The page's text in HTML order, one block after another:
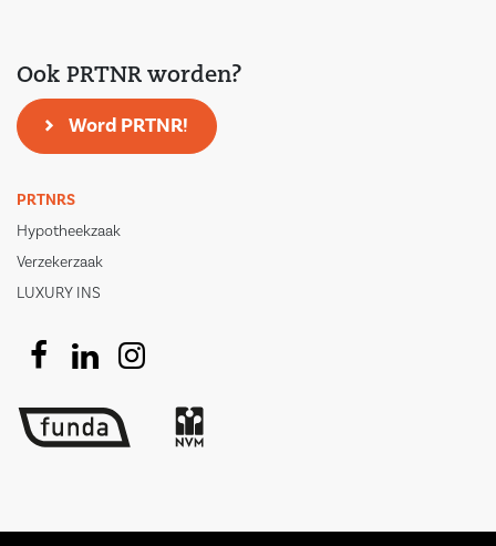
Ook PRTNR worden?
Word PRTNR!
PRTNRS
Hypotheekzaak
Verzekerzaak
LUXURY INS